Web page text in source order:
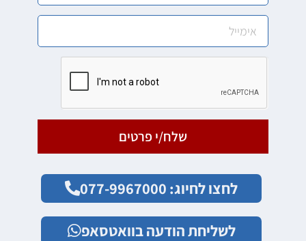
שלח/י פרטים
לחצו לחיוג: 077-9967000
לשליחת הודעה בוואטסאפ